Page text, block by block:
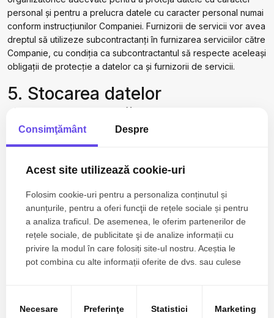
personal și pentru a prelucra datele cu caracter personal numai
conform instrucțiunilor Companiei. Furnizorii de servicii vor avea
dreptul să utilizeze subcontractanți în furnizarea serviciilor către
Companie, cu condiția ca subcontractantul să respecte aceleași
obligații de protecție a datelor ca și furnizorii de servicii.
5. Stocarea datelor
dumneavoastră cu caracter
personal și transferurile în
colectăm sunt stocate în Uniunea Europeană („UE”) și în Spațiul
Economic European („SEE”). Cu toate acestea, informațiile
colectate de terțe părți prin intermediul fișierelor de tip Cookie
(de exemplu, prin Google Double Click for Publishers) vor
servi, în general, traficului dintr-un centru de date care se află
cel mai aproape de locul de unde provine traficul. Aceasta
fișierele de tip cookieshttps://avainvest.ro/gdpr/politica-de-
Consimţământ Despre
Acest site utilizează cookie-uri
Folosim cookie-uri pentru a personaliza conținutul și
anunțurile, pentru a oferi funcţii de rețele sociale și pentru
a analiza traficul. De asemenea, le oferim partenerilor de
rețele sociale, de publicitate şi de analize informații cu
privire la modul în care folosiți site-ul nostru. Aceștia le
pot combina cu alte informații oferite de dvs. sau culese
Necesare Preferinţe Statistici Marketing